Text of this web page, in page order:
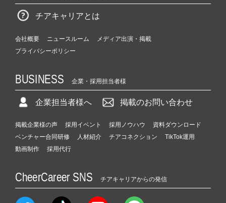
r）
チアキャリアとは
会社概要 ニュースルーム
メディア出演・掲載
プライバシーポリシー
BUSINESS 企業・採用担当者様
企業担当者様へ 掲載のお問い合わせ
掲載企業様の声 採用イベント 採用ノウハウ
資料ダウンロード
ベンチャー合同研修
人材紹介 チアコネクション
TikTok運用
動画制作
採用代行
CheerCareer SNS チアキャリアからの発信